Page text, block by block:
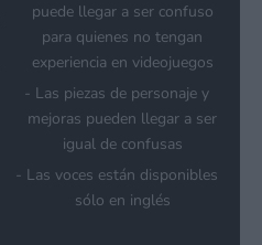
puede llegar a ser confuso
para quienes no tengan
experiencia en videojuegos
Las piezas de personaje y
mejoras pueden llegar a ser
igual de confusas
Las voces están disponibles
sólo en inglés